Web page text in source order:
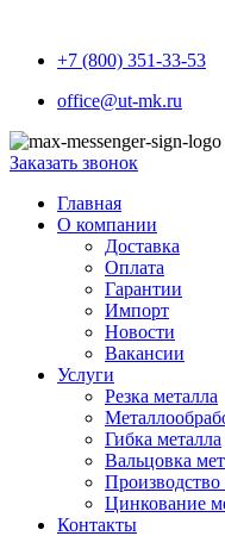
содержимому
+7 (800) 351-33-53
office@ut-mk.ru
Заказать звонок
Главная
О компании
Доставка
Оплата
Гарантии
Импорт
Новости
Вакансии
Услуги
Резка металла
Гибка металла
Вальцовка
Цинкование
Контакты